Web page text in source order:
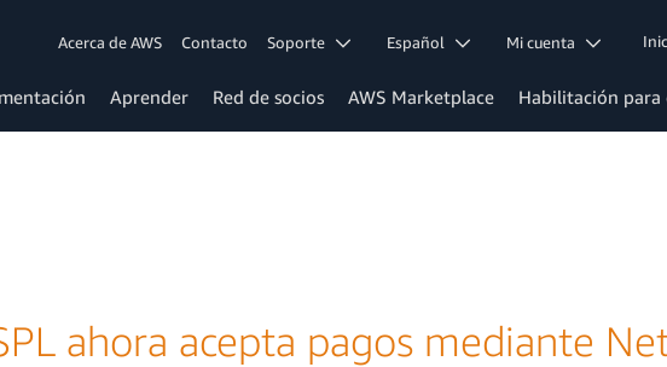
Acerca de AWS Contacto Soporte Español Mi cuenta
Aprender Red de socios AWS Marketplace Habilitación para
ahora acepta pagos mediante